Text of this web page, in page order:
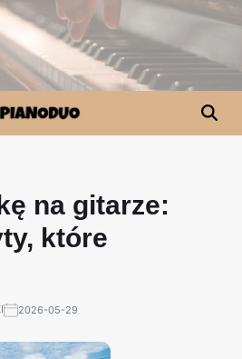
na gitarze:
które
2026-05-29